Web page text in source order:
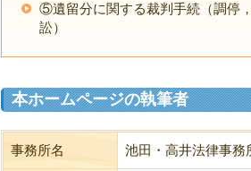
⑤遺留分に関する裁判手続（調停
訟）
本ホームページの執筆者
事務所名 池田・高井法律事務